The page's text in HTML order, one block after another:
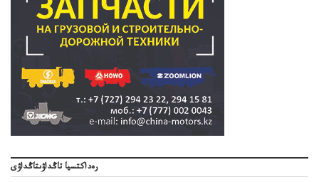
رەداكتسيا تاڭداۋىتاڭداۋى